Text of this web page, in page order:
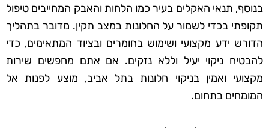
בנוסף, תנאי האקלים בעיר כמו הלחות והאבק המחייבים טיפול
תקופתי בכדי לשמור על החלונות במצב תקין. מדובר בתהליך
הדורש ידע מקצועי ושימוש בחומרים ובציוד המתאימים, כדי
להבטיח ניקוי יעיל וללא נזקים. אם אתם מחפשים שירות
מקצועי ואמין בניקוי חלונות בתל אביב, מוצע לפנות אל
המומחים בתחום.